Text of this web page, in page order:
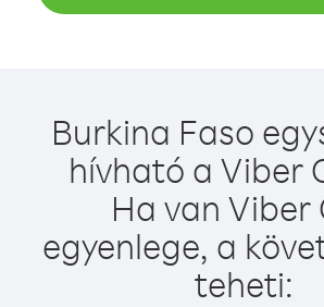
Burkina Faso
hívható a Viber
Ha van Viber
egyenlege, a
teheti: